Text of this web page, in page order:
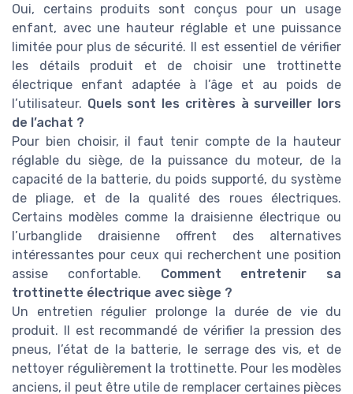
Oui, certains produits sont conçus pour un usage
enfant, avec une hauteur réglable et une puissance
limitée pour plus de sécurité. Il est essentiel de vérifier
les détails produit et de choisir une trottinette
électrique enfant adaptée à l’âge et au poids de
l’utilisateur. Quels sont les critères à surveiller lors
de l’achat ?
Pour bien choisir, il faut tenir compte de la hauteur
réglable du siège, de la puissance du moteur, de la
capacité de la batterie, du poids supporté, du système
de pliage, et de la qualité des roues électriques.
Certains modèles comme la draisienne électrique ou
l’urbanglide draisienne offrent des alternatives
intéressantes pour ceux qui recherchent une position
assise confortable. Comment entretenir sa
trottinette électrique avec siège ?
Un entretien régulier prolonge la durée de vie du
produit. Il est recommandé de vérifier la pression des
pneus, l’état de la batterie, le serrage des vis, et de
nettoyer régulièrement la trottinette. Pour les modèles
anciens, il peut être utile de remplacer certaines pièces